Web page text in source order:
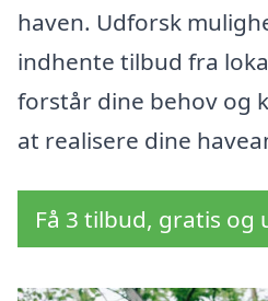
haven. Udforsk
indhente tilbud fra
forstår dine behov og
at realisere dine
Få 3 tilbud, gratis